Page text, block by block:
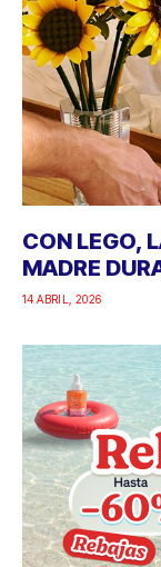
CON LEGO,
MADRE
14 ABRIL, 2026